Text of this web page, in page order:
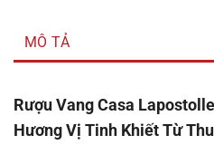
MÔ TẢ
Rượu Vang Casa
Hương Vị Tinh Khiết Từ